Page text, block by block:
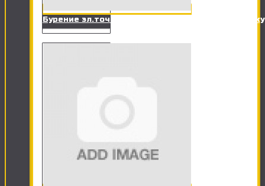
Бурение эл.точки в кирпичной стене под